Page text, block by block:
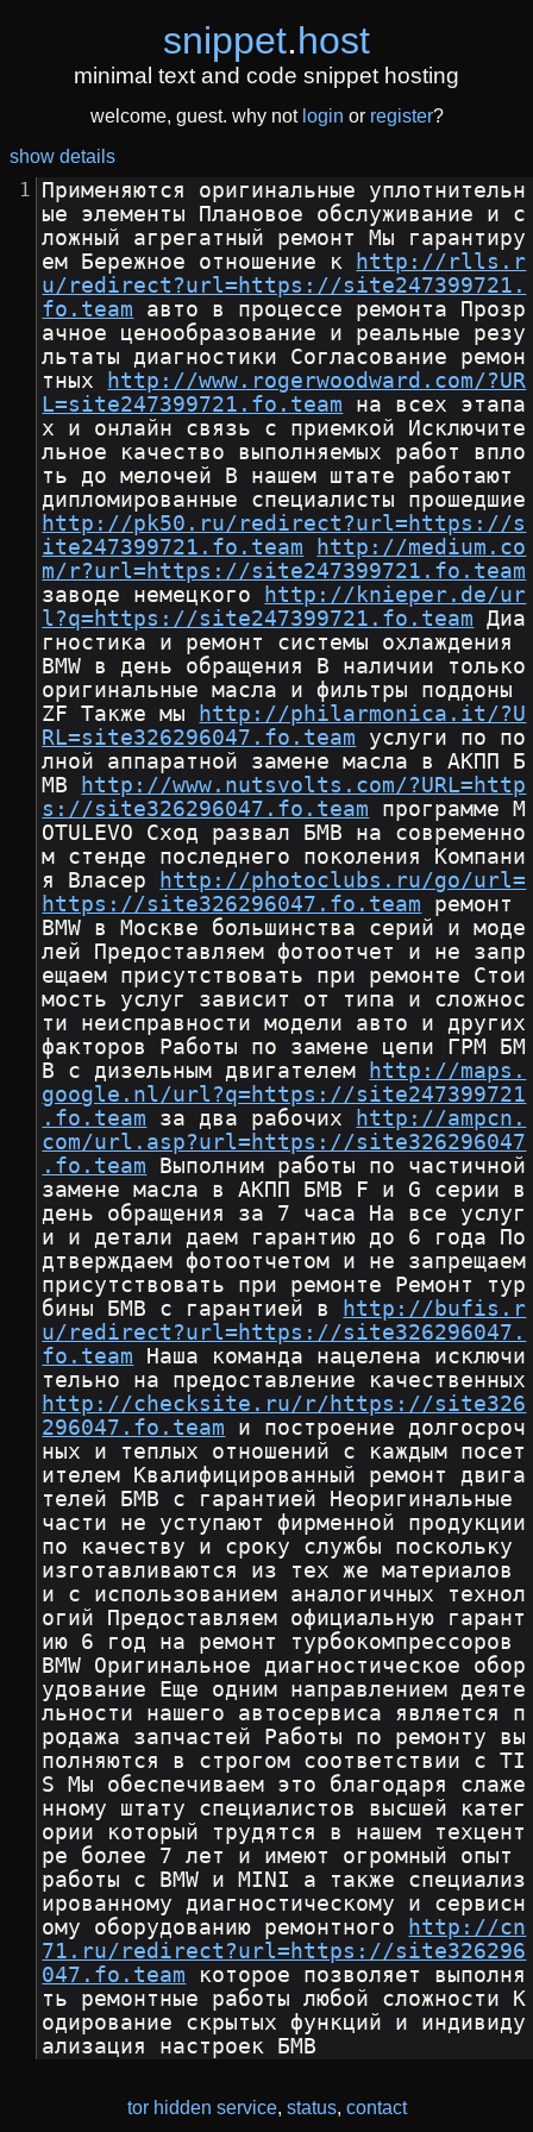
snippet.host
minimal text and code snippet hosting
welcome, guest. why not login or register?
show details
Применяются оригинальные уплотнительн
ые элементы Плановое обслуживание и с
ложный агрегатный ремонт Мы гарантиру
ем Бережное отношение к
http://rlls.r
u/redirect?url=https://site247399721.
fo.team авто в процессе ремонта Прозр
ачное ценообразование и реальные резу
льтаты диагностики Согласование ремон
тных
http://www.rogerwoodward.com/?UR
L=site247399721.fo.team на всех этапа
х и онлайн связь с приемкой Исключите
льное качество выполняемых работ впло
ть до мелочей В нашем штате работают
http://pk50.ru/redirect?url=https://s
ite247399721.fo.team
http://medium.co
m/r?url=https://site247399721.fo.team
заводе немецкого
http://knieper.de/ur
l?q=https://site247399721.fo.team Диа
гностика и ремонт системы охлаждения
BMW в день обращения В наличии только
оригинальные масла и фильтры поддоны
ZF Также мы
http://philarmonica.it/?U
RL=site326296047.fo.team услуги по по
лной аппаратной замене масла в АКПП Б
МВ
http://www.nutsvolts.com/?URL=http
s://site326296047.fo.team программе M
OTULEVO Сход развал БМВ на современно
м стенде последнего поколения Компани
я Власер
http://photoclubs.ru/go/url=
https://site326296047.fo.team ремонт
BMW в Москве большинства серий и моде
лей Предоставляем фотоотчет и не запр
ещаем присутствовать при ремонте Стои
мость услуг зависит от типа и сложнос
ти неисправности модели авто и других
факторов Работы по замене цепи ГРМ БМ
В с дизельным двигателем
http://maps.
google.nl/url?q=https://site247399721
.fo.team за два рабочих
http://ampcn.
com/url.asp?url=https://site326296047
.fo.team Выполним работы по частичной
замене масла в АКПП БМВ F и G серии в
день обращения за 7 часа На все услуг
и и детали даем гарантию до 6 года По
дтверждаем фотоотчетом и не запрещаем
присутствовать при ремонте Ремонт тур
бины БМВ с гарантией в
http://bufis.r
u/redirect?url=https://site326296047.
fo.team Наша команда нацелена исключи
http://checksite.ru/r/https://site326
296047.fo.team и построение долгосроч
ных и теплых отношений с каждым посет
ителем Квалифицированный ремонт двига
телей БМВ с гарантией Неоригинальные
части не уступают фирменной продукции
по качеству и сроку службы поскольку
изготавливаются из тех же материалов
и с использованием аналогичных технол
огий Предоставляем официальную гарант
ию 6 год на ремонт турбокомпрессоров
BMW Оригинальное диагностическое обор
удование Еще одним направлением деяте
льности нашего автосервиса является п
родажа запчастей Работы по ремонту вы
полняются в строгом соответствии с TI
S Мы обеспечиваем это благодаря слаже
нному штату специалистов высшей катег
ории который трудятся в нашем техцент
ре более 7 лет и имеют огромный опыт
работы с BMW и MINI а также специализ
ированному диагностическому и сервисн
ому оборудованию ремонтного
http://cn
71.ru/redirect?url=https://site326296
047.fo.team которое позволяет выполня
ть ремонтные работы любой сложности К
одирование скрытых функций и индивиду
ализация настроек БМВ
tor hidden service, status, contact